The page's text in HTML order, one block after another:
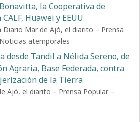
la Cooperativa de
Huawei y EEUU
Diario Mar de Ajó, el diarito – Prensa
atemporales
desde Tandil a Nélida Sereno, de
Agraria, Base Federada, contra
de la Tierra
Ajó, el diarito – Prensa Popular –